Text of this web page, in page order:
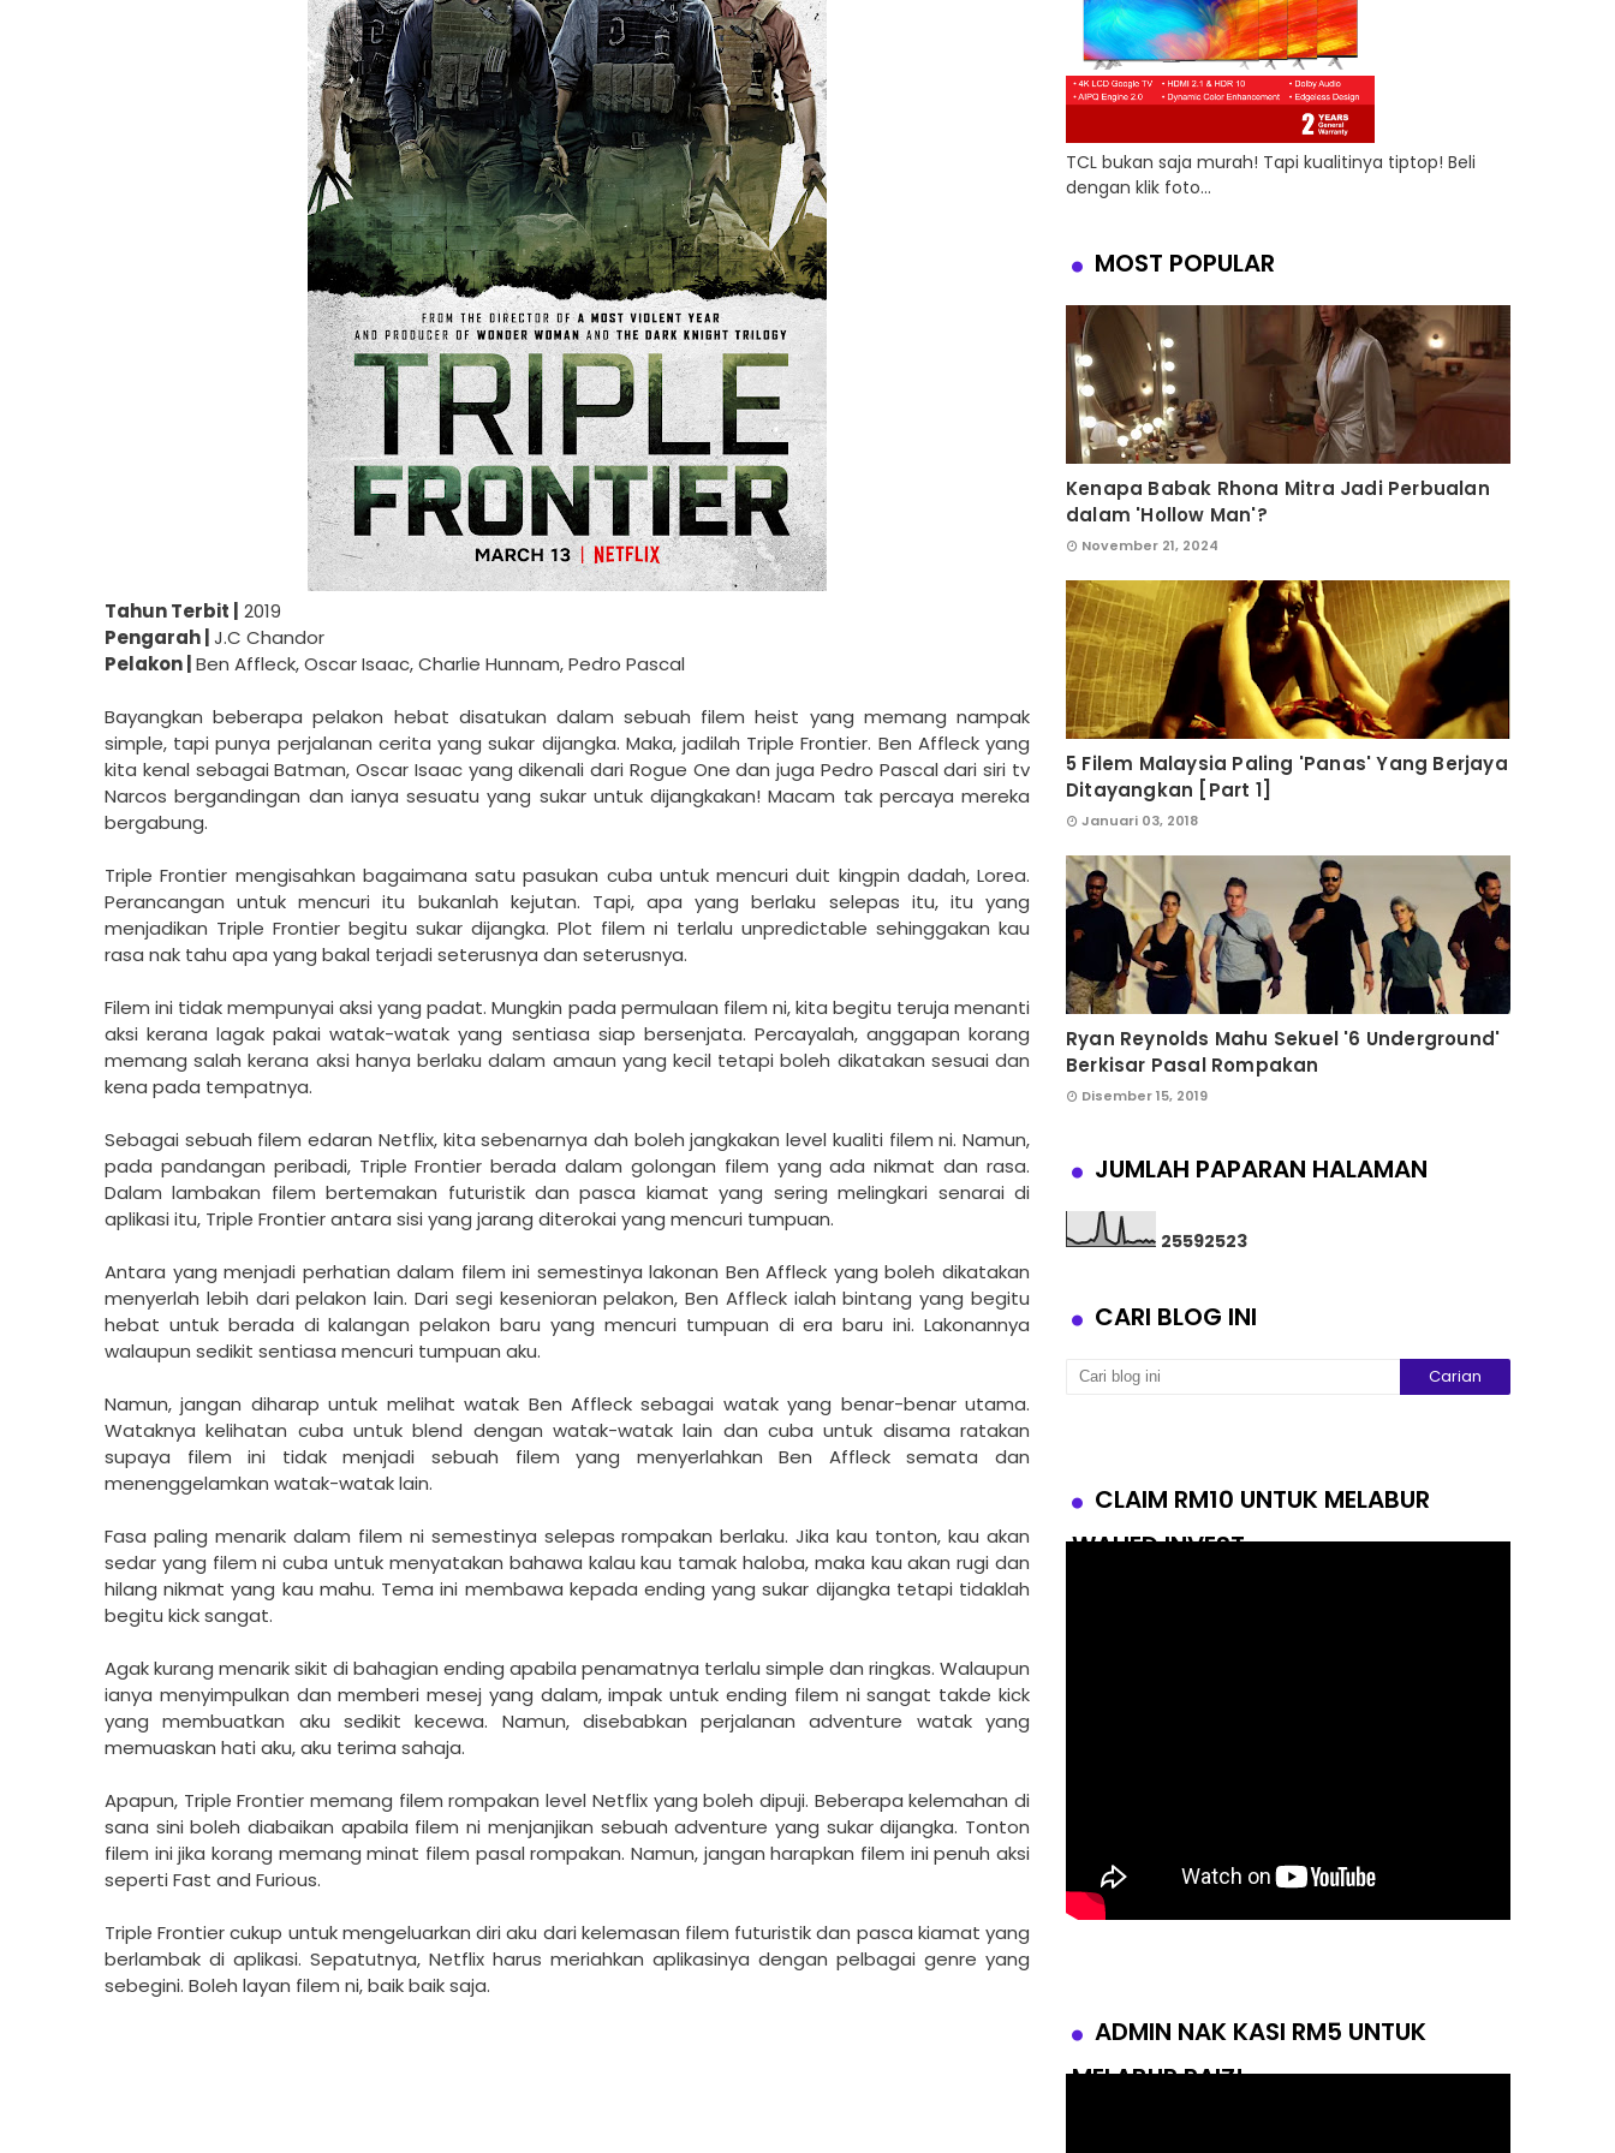
Tahun Terbit |
2019
Pengarah | J.C Chandor
Pelakon | Ben Affleck, Oscar Isaac, Charlie Hunnam, Pedro Pascal
Bayangkan beberapa pelakon hebat disatukan dalam sebuah filem heist yang memang nampak
simple, tapi punya perjalanan cerita yang sukar dijangka. Maka, jadilah Triple Frontier. Ben Affleck yang
kita kenal sebagai Batman, Oscar Isaac yang dikenali dari Rogue One dan juga Pedro Pascal dari siri tv
Narcos bergandingan dan ianya sesuatu yang sukar untuk dijangkakan! Macam tak percaya mereka
bergabung.
Triple Frontier mengisahkan bagaimana satu pasukan cuba untuk mencuri duit kingpin dadah, Lorea.
Perancangan untuk mencuri itu bukanlah kejutan. Tapi, apa yang berlaku selepas itu, itu yang
menjadikan Triple Frontier begitu sukar dijangka. Plot filem ni terlalu unpredictable sehinggakan kau
rasa nak tahu apa yang bakal terjadi seterusnya dan seterusnya.
Filem ini tidak mempunyai aksi yang padat. Mungkin pada permulaan filem ni, kita begitu teruja menanti
aksi kerana lagak pakai watak-watak yang sentiasa siap bersenjata. Percayalah, anggapan korang
memang salah kerana aksi hanya berlaku dalam amaun yang kecil tetapi boleh dikatakan sesuai dan
kena pada tempatnya.
Sebagai sebuah filem edaran Netflix, kita sebenarnya dah boleh jangkakan level kualiti filem ni. Namun,
pada pandangan peribadi, Triple Frontier berada dalam golongan filem yang ada nikmat dan rasa.
Dalam lambakan filem bertemakan futuristik dan pasca kiamat yang sering melingkari senarai di
aplikasi itu, Triple Frontier antara sisi yang jarang diterokai yang mencuri tumpuan.
Antara yang menjadi perhatian dalam filem ini semestinya lakonan Ben Affleck yang boleh dikatakan
menyerlah lebih dari pelakon lain. Dari segi kesenioran pelakon, Ben Affleck ialah bintang yang begitu
hebat untuk berada di kalangan pelakon baru yang mencuri tumpuan di era baru ini. Lakonannya
walaupun sedikit sentiasa mencuri tumpuan aku.
Namun, jangan diharap untuk melihat watak Ben Affleck sebagai watak yang benar-benar utama.
Wataknya kelihatan cuba untuk blend dengan watak-watak lain dan cuba untuk disama ratakan
supaya filem ini tidak menjadi sebuah filem yang menyerlahkan Ben Affleck semata dan
menenggelamkan watak-watak lain.
Fasa paling menarik dalam filem ni semestinya selepas rompakan berlaku. Jika kau tonton, kau akan
sedar yang filem ni cuba untuk menyatakan bahawa kalau kau tamak haloba, maka kau akan rugi dan
hilang nikmat yang kau mahu. Tema ini membawa kepada ending yang sukar dijangka tetapi tidaklah
begitu kick sangat.
Agak kurang menarik sikit di bahagian ending apabila penamatnya terlalu simple dan ringkas. Walaupun
ianya menyimpulkan dan memberi mesej yang dalam, impak untuk ending filem ni sangat takde kick
yang membuatkan aku sedikit kecewa. Namun, disebabkan perjalanan adventure watak yang
memuaskan hati aku, aku terima sahaja.
Apapun, Triple Frontier memang filem rompakan level Netflix yang boleh dipuji. Beberapa kelemahan di
sana sini boleh diabaikan apabila filem ni menjanjikan sebuah adventure yang sukar dijangka. Tonton
filem ini jika korang memang minat filem pasal rompakan. Namun, jangan harapkan filem ini penuh aksi
seperti Fast and Furious.
Triple Frontier cukup untuk mengeluarkan diri aku dari kelemasan filem futuristik dan pasca kiamat yang
berlambak di aplikasi. Sepatutnya, Netflix harus meriahkan aplikasinya dengan pelbagai genre yang
sebegini. Boleh layan filem ni, baik baik saja.
TCL bukan saja murah! Tapi kualitinya tiptop! Beli
dengan klik foto...
MOST POPULAR
Kenapa Babak Rhona Mitra Jadi Perbualan
dalam 'Hollow Man'?
November 21, 2024
5 Filem Malaysia Paling 'Panas' Yang Berjaya
Ditayangkan [Part 1]
Januari 03, 2018
Ryan Reynolds Mahu Sekuel '6 Underground'
Berkisar Pasal Rompakan
Disember 15, 2019
JUMLAH PAPARAN HALAMAN
25592523
CARI BLOG INI
CLAIM RM10 UNTUK MELABUR
WAHED INVEST
ADMIN NAK KASI RM5 UNTUK
MELABUR RAIZ!